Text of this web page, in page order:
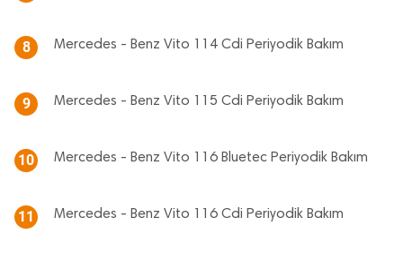
8 Mercedes - Benz Vito 114 Cdi Periyodik Bakım
9 Mercedes - Benz Vito 115 Cdi Periyodik Bakım
10 Mercedes - Benz Vito 116 Bluetec Periyodik Bakım
11 Mercedes - Benz Vito 116 Cdi Periyodik Bakım